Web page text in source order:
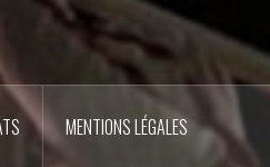
MENTIONS LÉGALES